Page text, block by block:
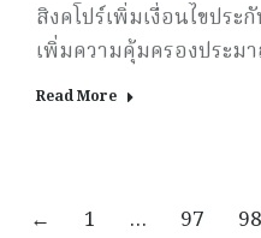
สิงคโปร์เพิ่มเงื่อนไขประ
เพิ่มความคุ้มครองประม
Read More
← 1 … 97 98